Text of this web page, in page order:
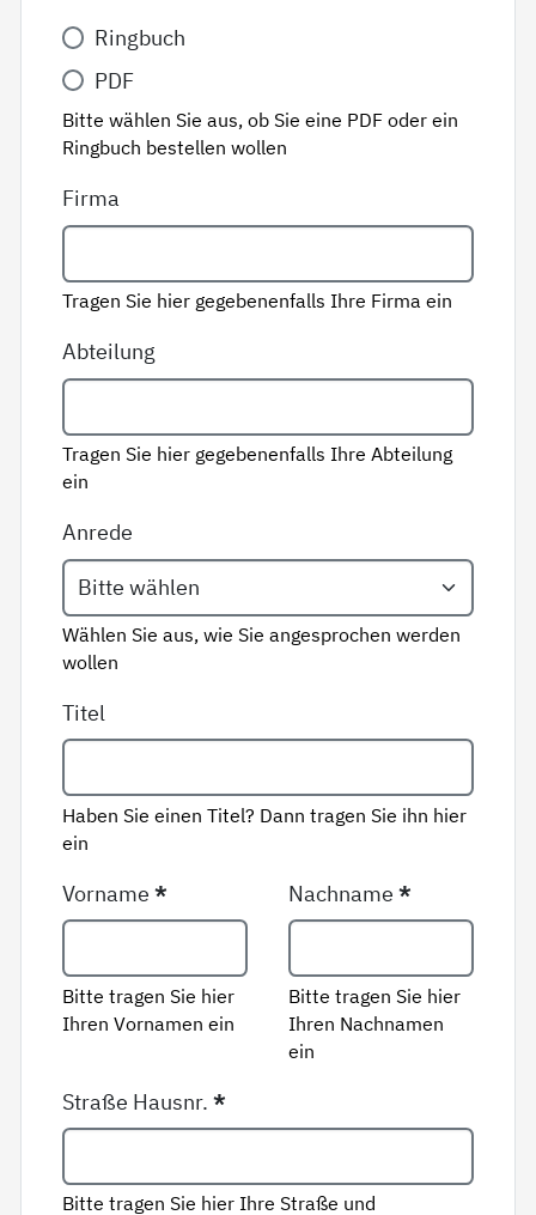
Variante*
Ringbuch
PDF
Bitte wählen Sie aus, ob Sie eine PDF oder ein
Ringbuch bestellen wollen
Firma
Tragen Sie hier gegebenenfalls Ihre Firma ein
Abteilung
Tragen Sie hier gegebenenfalls Ihre Abteilung
ein
Anrede
Wählen Sie aus, wie Sie angesprochen werden
wollen
Titel
Haben Sie einen Titel? Dann tragen Sie ihn hier
ein
Vorname*
Bitte tragen Sie hier
Ihren Vornamen ein
Nachname*
Bitte tragen Sie hier
Ihren Nachnamen
ein
Straße Hausnr.*
Bitte tragen Sie hier Ihre Straße und